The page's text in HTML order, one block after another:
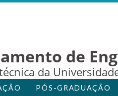
de
da
PÓS-GRADUAÇÃO